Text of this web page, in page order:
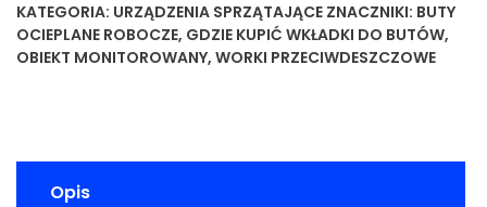
KATEGORIA: URZĄDZENIA SPRZĄTAJĄCE ZNACZNIKI: BUTY
OCIEPLANE ROBOCZE, GDZIE KUPIĆ WKŁADKI DO BUTÓW,
OBIEKT MONITOROWANY, WORKI PRZECIWDESZCZOWE
Opis